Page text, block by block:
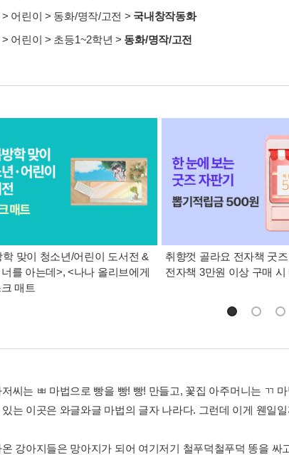
> 어린이 > 동화/명작/고전 > 국내창작동화
> 어린이 > 초등1~2학년 > 동화/명작/고전
학 맞이 청소년/어린이 도서전 &
를 아는데>, <나나 올리브에게
매트
취향껏 골라요 전자책 굿
전자책 3만원 이상 구매
씨는 ㅃ 마법으로 빵을 빵! 빵! 만들고, 꽃집 아주머니는 ㄲ
는 이곳은 와글와글 마법의 글자 나라다. 그런데 이게 웬일
강아지들은 망아지가 되어 여기저기 철푸덕철푸덕 똥을 싸